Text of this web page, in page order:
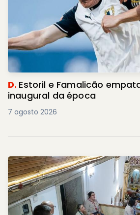
D. Estoril e Famalicão
inaugural da época
7 agosto 2026